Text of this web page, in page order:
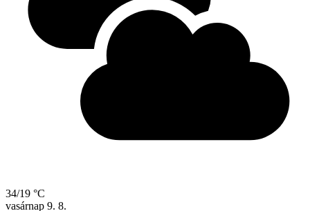
34/19 °C
vasárnap 9. 8.